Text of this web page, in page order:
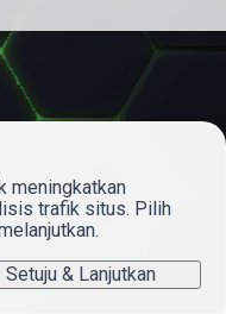
meningkatkan
trafik situs. Pilih
Setuju & Lanjutkan